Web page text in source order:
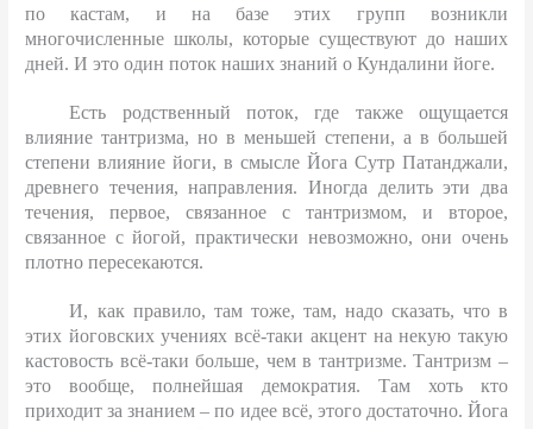
по кастам, и на базе этих групп возникли
многочисленные школы, которые существуют до наших
дней. И это один поток наших знаний о Кундалини йоге.
Есть родственный поток, где также ощущается
влияние тантризма, но в меньшей степени, а в большей
степени влияние йоги, в смысле Йога Сутр Патанджали,
древнего течения, направления. Иногда делить эти два
течения, первое, связанное с тантризмом, и второе,
связанное с йогой, практически невозможно, они очень
плотно пересекаются.
И, как правило, там тоже, там, надо сказать, что в
этих йоговских учениях всё-таки акцент на некую такую
кастовость всё-таки больше, чем в тантризме. Тантризм –
это вообще, полнейшая демократия. Там хоть кто
приходит за знанием – по идее всё, этого достаточно. Йога